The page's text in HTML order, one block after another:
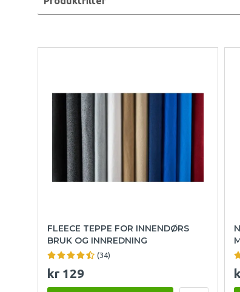
FLEECE TEPPE FOR INNENDØRS
BRUK OG INNREDNING
(34)
kr 129